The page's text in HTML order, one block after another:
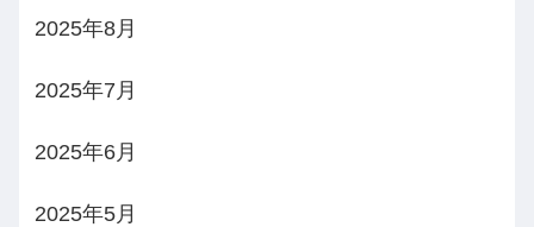
2025年8月
2025年7月
2025年6月
2025年5月